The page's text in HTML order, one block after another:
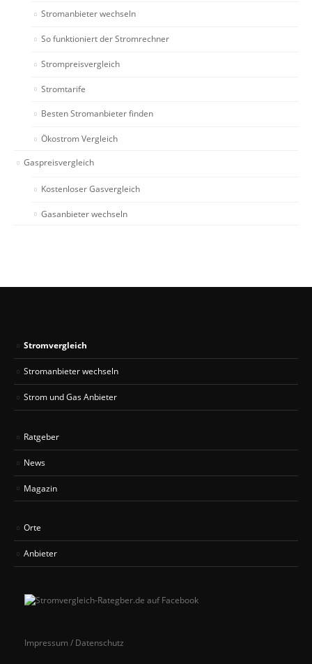
Stromanbieter wechseln
So funktioniert der Stromrechner
Strompreisvergleich
Stromtarife
Besten Stromanbieter finden
Ökostrom Vergleich
Gaspreisvergleich
Kostenloser Gasvergleich
Gasanbieter wechseln
Stromvergleich
Stromanbieter wechseln
Strom und Gas Anbieter
Ratgeber
News
Magazin
Orte
Anbieter
Impressum / Datenschutz